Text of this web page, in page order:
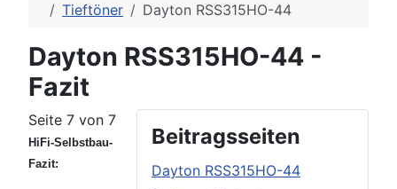
Tieftöner
Dayton RSS315HO-44
Dayton RSS315HO-44 -
Fazit
Beitragsseiten
Dayton RSS315HO-44
Seite 7 von 7
HiFi-Selbstbau-
Fazit: